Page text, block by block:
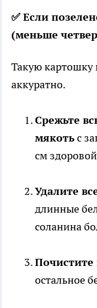
✅ Если
(меньше
Такую
аккуратно.
Срежьте
мякотьс
см
Удалите
длинные
соланина
остальное